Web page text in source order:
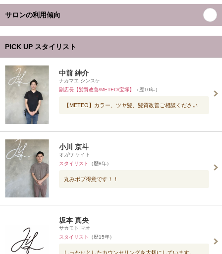
サロンの利用傾向
PICK UP スタイリスト
中前 紳介
ナカマエ シンスケ
副店長【髪質改善/METEO/宝塚】
（歴10年）
【METEO】カラー、ツヤ髪、髪質改善ご相談ください
小川 京斗
オガワ ケイト
スタイリスト
（歴8年）
丸みボブ得意です！！
坂本 真央
サカモト マオ
スタイリスト
（歴15年）
しっかりとしたカウンセリングを大切にしています。